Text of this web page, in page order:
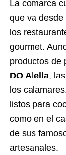
La comarca
que va desde
los
gourmet.
productos de
DO Alella,
los
listos para
como en el
de sus
artesanales.